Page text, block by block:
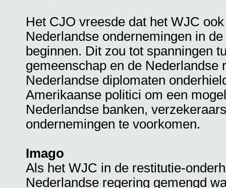
Het CJO vreesde dat het WJC
Nederlandse ondernemingen in
beginnen. Dit zou tot spanningen
gemeenschap en de Nederlandse
Nederlandse diplomaten
Amerikaanse politici om een
Nederlandse banken,
ondernemingen te voorkomen.
Imago
Als het WJC in de restitutie-
Nederlandse regering gemengd